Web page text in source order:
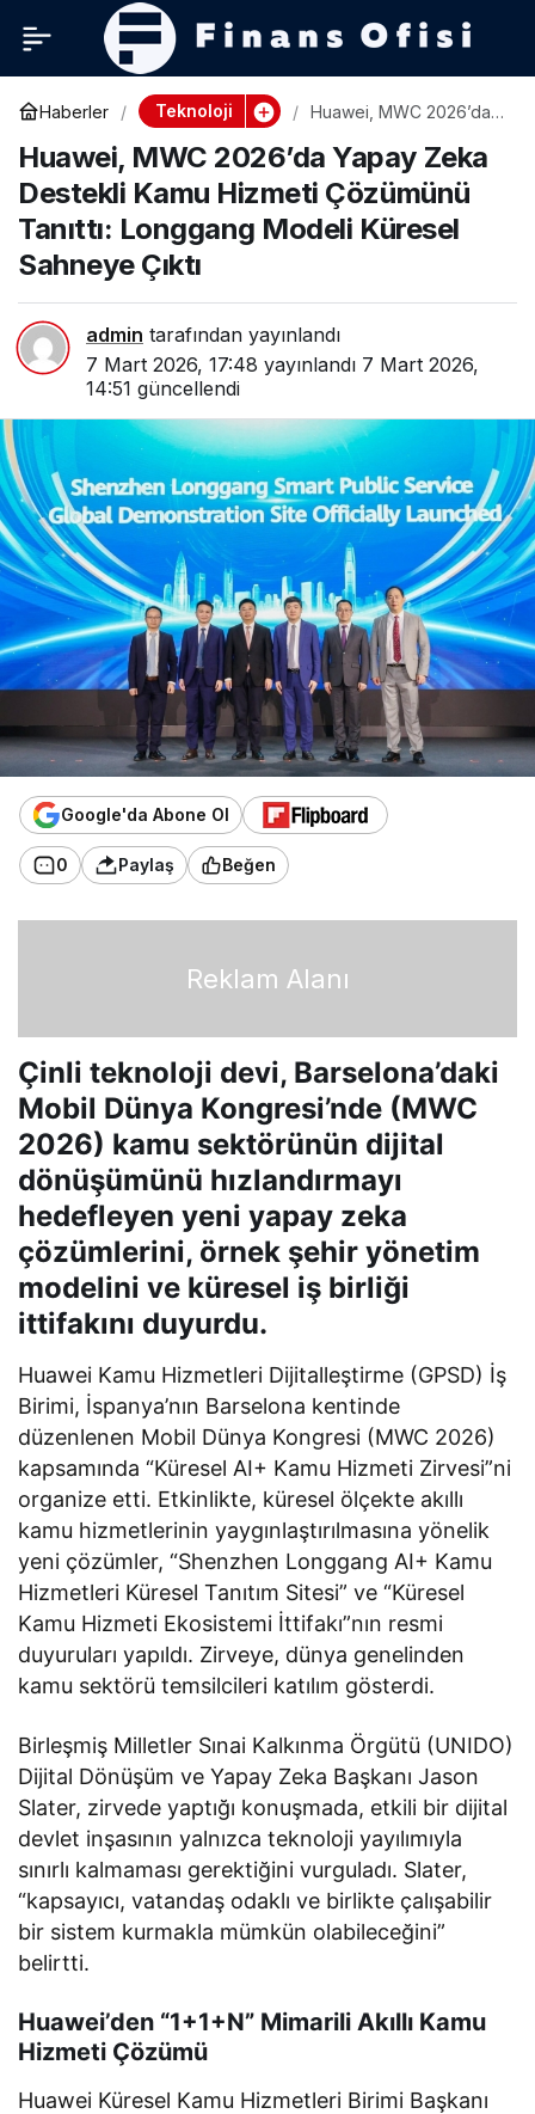
Haberler Teknoloji
Huawei, MWC 2026’da
Kamu Hizmeti Çözümünü
Tanıttı: Longgang Modeli
Küresel Sahneye Çıktı
Huawei, MWC 2026’da Yapay Zeka
Destekli Kamu Hizmeti Çözümünü
Tanıttı: Longgang Modeli Küresel
Sahneye Çıktı
admin tarafından yayınlandı
7 Mart 2026, 17:48 yayınlandı 7 Mart 2026,
14:51 güncellendi
Google'da Abone Ol
0 Paylaş Beğen
Reklam Alanı
Çinli teknoloji devi, Barselona’daki
Mobil Dünya Kongresi’nde (MWC
2026) kamu sektörünün dijital
dönüşümünü hızlandırmayı
hedefleyen yeni yapay zeka
çözümlerini, örnek şehir yönetim
modelini ve küresel iş birliği
ittifakını duyurdu.
Huawei Kamu Hizmetleri Dijitalleştirme (GPSD) İş
Birimi, İspanya’nın Barselona kentinde
düzenlenen Mobil Dünya Kongresi (MWC 2026)
kapsamında “Küresel AI+ Kamu Hizmeti Zirvesi”ni
organize etti. Etkinlikte, küresel ölçekte akıllı
kamu hizmetlerinin yaygınlaştırılmasına yönelik
yeni çözümler, “Shenzhen Longgang AI+ Kamu
Hizmetleri Küresel Tanıtım Sitesi” ve “Küresel
Kamu Hizmeti Ekosistemi İttifakı”nın resmi
duyuruları yapıldı. Zirveye, dünya genelinden
kamu sektörü temsilcileri katılım gösterdi.
Birleşmiş Milletler Sınai Kalkınma Örgütü (UNIDO)
Dijital Dönüşüm ve Yapay Zeka Başkanı Jason
Slater, zirvede yaptığı konuşmada, etkili bir dijital
devlet inşasının yalnızca teknoloji yayılımıyla
sınırlı kalmaması gerektiğini vurguladı. Slater,
“kapsayıcı, vatandaş odaklı ve birlikte çalışabilir
bir sistem kurmakla mümkün olabileceğini”
belirtti.
Huawei’den “1+1+N” Mimarili Akıllı Kamu
Hizmeti Çözümü
Huawei Küresel Kamu Hizmetleri Birimi Başkanı